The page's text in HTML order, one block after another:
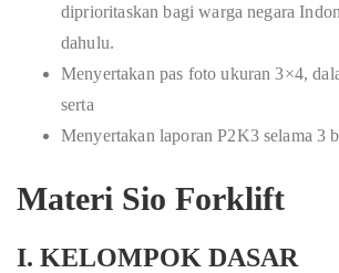
diprioritaskan bagi warga negara
dahulu.
Menyertakan pas foto ukuran 3×4,
serta
Menyertakan laporan P2K3 selama 3
Materi Sio Forklift
I. KELOMPOK DASAR